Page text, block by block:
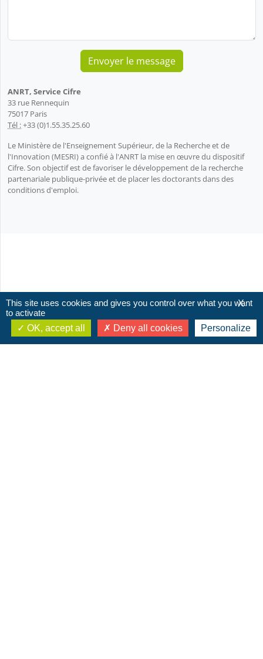
ANRT, Service Cifre
33 rue Rennequin
75017 Paris
Tél :+33 (0)1.55.35.25.60
Le Ministère de l'Enseignement Supérieur, de la Recherche et de
l'Innovation (MESRI) a confié à l'ANRT la mise en œuvre du dispositif
Cifre. Son objectif est de favoriser le développement de la recherche
partenariale publique-privée et de placer les doctorants dans des
conditions d'emploi.
This site uses cookies and gives you control over what you want
to activate
OK, accept all
Deny all cookies Personalize
X